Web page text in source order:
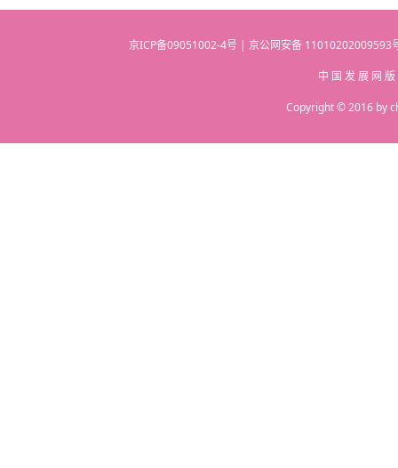
京ICP备09051002-4号 | 京公网安备
中 国 发 展 网
Copyright © 2016 by